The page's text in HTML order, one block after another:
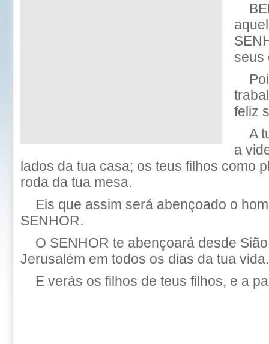
seus
feliz
A
a
lados da tua casa; os teus filhos como
roda da tua mesa.
Eis que assim será abençoado o
SENHOR.
O SENHOR te abençoará desde
Jerusalém em todos os dias da tua vida.
E verás os filhos de teus filhos, e a